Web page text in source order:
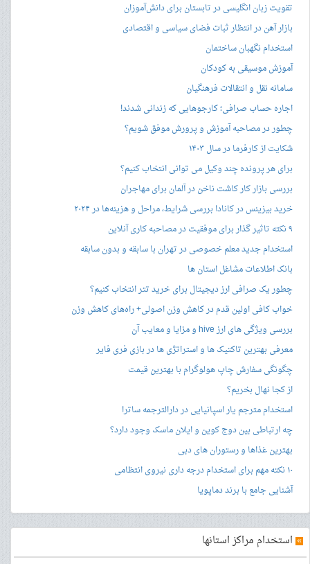
تقویت زبان انگلیسی در تابستان برای دانش‌آموزان
بازار آهن در انتظار ثبات فضای سیاسی و اقتصادی
استخدام نگهبان ساختمان
آموزش موسیقی به کودکان
سامانه نقل و انتقالات فرهنگیان
اجاره حساب صرافی؛ کارجوهایی که زندانی شدند!
چطور در مصاحبه‌ آموزش و پرورش موفق شویم؟
شکایت از کارفرما در سال ۱۴۰۳
برای هر پرونده چند وکیل می توانی انتخاب کنیم؟
بررسی بازار کار کاشت ناخن در آلمان برای مهاجران
خرید بیزینس در کانادا بررسی شرایط، مراحل و هزینه‌ها در ۲۰۲۴
۹ نکته تاثیر گذار برای موفقیت در مصاحبه کاری آنلاین
استخدام جدید معلم خصوصی در تهران با سابقه و بدون سابقه
بانک اطلاعات مشاغل استان ها
چطور یک صرافی ارز دیجیتال برای خرید تتر انتخاب کنیم؟
خواب کافی اولین قدم در کاهش وزن اصولی+ راه‌های کاهش وزن
بررسی ویژگی های ارز hive و مزایا و معایب آن
معرفی بهترین تاکتیک ها و استراتژی ها در بازی فری فایر
چگونگی سفارش چاپ هولوگرام با بهترین قیمت
از کجا نهال بخریم؟
استخدام مترجم یار اسپانیایی در دارالترجمه ساترا
چه ارتباطی بین دوج کوین و ایلان ماسک وجود دارد؟
بهترین غذاها و رستوران های دبی
۱۰ نکته مهم برای استخدام درجه داری نیروی انتظامی
آشنایی جامع با برند دماپویا
» استخدام مراکز استانها